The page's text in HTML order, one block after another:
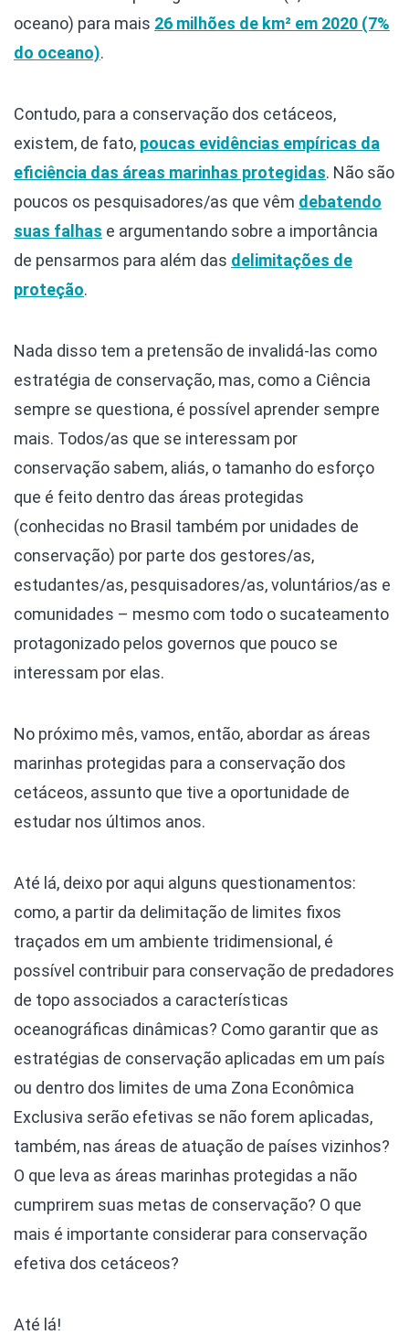
oceano) para mais 26 milhões de km² em 2020 (7%
do oceano).
Contudo, para a conservação dos cetáceos,
existem, de fato, poucas evidências empíricas da
eficiência das áreas marinhas protegidas. Não são
poucos os pesquisadores/as que vêm debatendo
suas falhas e argumentando sobre a importância
de pensarmos para além das delimitações de
proteção.
Nada disso tem a pretensão de invalidá-las como
estratégia de conservação, mas, como a Ciência
sempre se questiona, é possível aprender sempre
mais. Todos/as que se interessam por
conservação sabem, aliás, o tamanho do esforço
que é feito dentro das áreas protegidas
(conhecidas no Brasil também por unidades de
conservação) por parte dos gestores/as,
estudantes/as, pesquisadores/as, voluntários/as e
comunidades – mesmo com todo o sucateamento
protagonizado pelos governos que pouco se
interessam por elas.
No próximo mês, vamos, então, abordar as áreas
marinhas protegidas para a conservação dos
cetáceos, assunto que tive a oportunidade de
estudar nos últimos anos.
Até lá, deixo por aqui alguns questionamentos:
como, a partir da delimitação de limites fixos
traçados em um ambiente tridimensional, é
possível contribuir para conservação de predadores
de topo associados a características
oceanográficas dinâmicas? Como garantir que as
estratégias de conservação aplicadas em um país
ou dentro dos limites de uma Zona Econômica
Exclusiva serão efetivas se não forem aplicadas,
também, nas áreas de atuação de países vizinhos?
O que leva as áreas marinhas protegidas a não
cumprirem suas metas de conservação? O que
mais é importante considerar para conservação
efetiva dos cetáceos?
Até lá!